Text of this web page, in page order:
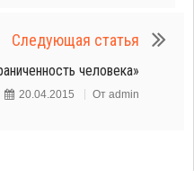
Следующая статья
человека»
20.04.2015 От admin